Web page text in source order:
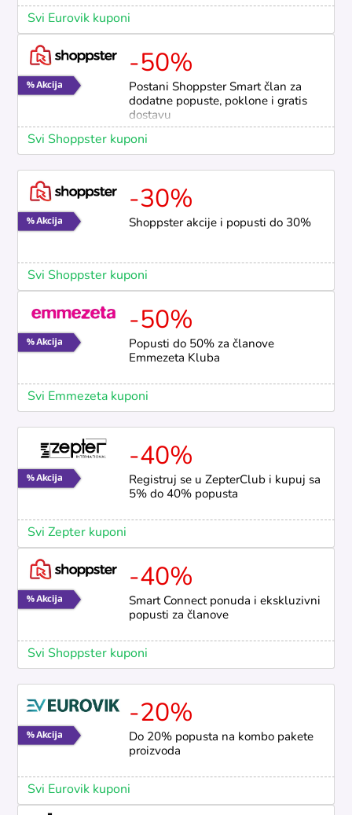
Svi Eurovik kuponi
-50%
Postani Shoppster Smart član za
dodatne popuste, poklone i gratis
dostavu
Svi Shoppster kuponi
-30%
Shoppster akcije i popusti do 30%
Svi Shoppster kuponi
-50%
Popusti do 50% za članove
Emmezeta Kluba
Svi Emmezeta kuponi
-40%
Registruj se u ZepterClub i kupuj sa
5% do 40% popusta
Svi Zepter kuponi
-40%
Smart Connect ponuda i ekskluzivni
popusti za članove
Svi Shoppster kuponi
-20%
Do 20% popusta na kombo pakete
proizvoda
Svi Eurovik kuponi